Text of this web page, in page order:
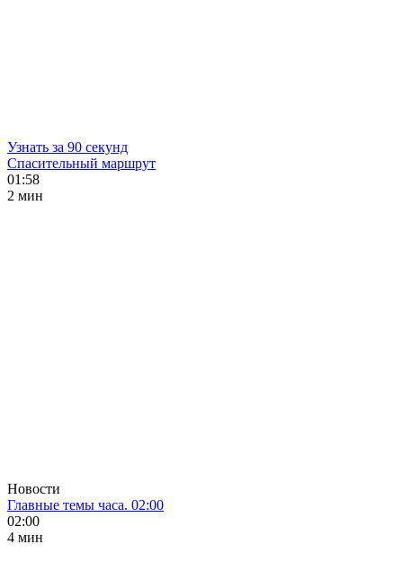
Узнать за 90 секунд
Спасительный маршрут
01:58
2 мин
Новости
Главные темы часа. 02:00
02:00
4 мин